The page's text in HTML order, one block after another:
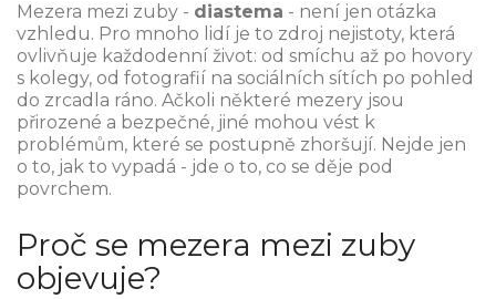
Mezera mezi zuby - diastema - není jen otázka
vzhledu. Pro mnoho lidí je to zdroj nejistoty, která
ovlivňuje každodenní život: od smíchu až po hovory
s kolegy, od fotografií na sociálních sítích po pohled
do zrcadla ráno. Ačkoli některé mezery jsou
přirozené a bezpečné, jiné mohou vést k
problémům, které se postupně zhoršují. Nejde jen
o to, jak to vypadá - jde o to, co se děje pod
povrchem.
Proč se mezera mezi zuby
objevuje?